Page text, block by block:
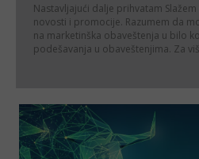
Nastavljajući dalje prihvatam
novosti i promocije. Razumem da
na marketinška obaveštenja u bilo
podešavanja u obaveštenjima. Za